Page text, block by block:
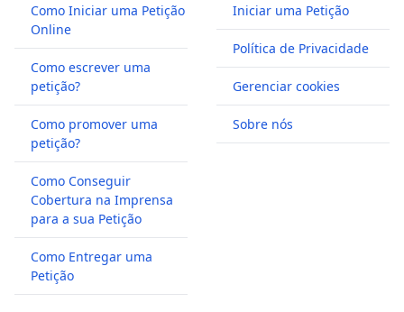
Como Iniciar uma Petição
Online
Como escrever uma
petição?
Como promover uma
petição?
Como Conseguir
Cobertura na Imprensa
para a sua Petição
Como Entregar uma
Petição
Iniciar uma Petição
Política de Privacidade
Gerenciar cookies
Sobre nós